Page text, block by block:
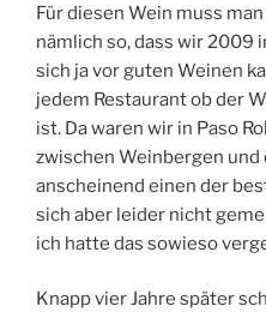
Für diesen Wein muss
nämlich so, dass wir 2009
sich ja vor guten Weinen
jedem Restaurant ob der
ist. Da waren wir in Paso
zwischen Weinbergen und
anscheinend einen der
sich aber leider nicht
ich hatte das sowieso
Knapp vier Jahre später